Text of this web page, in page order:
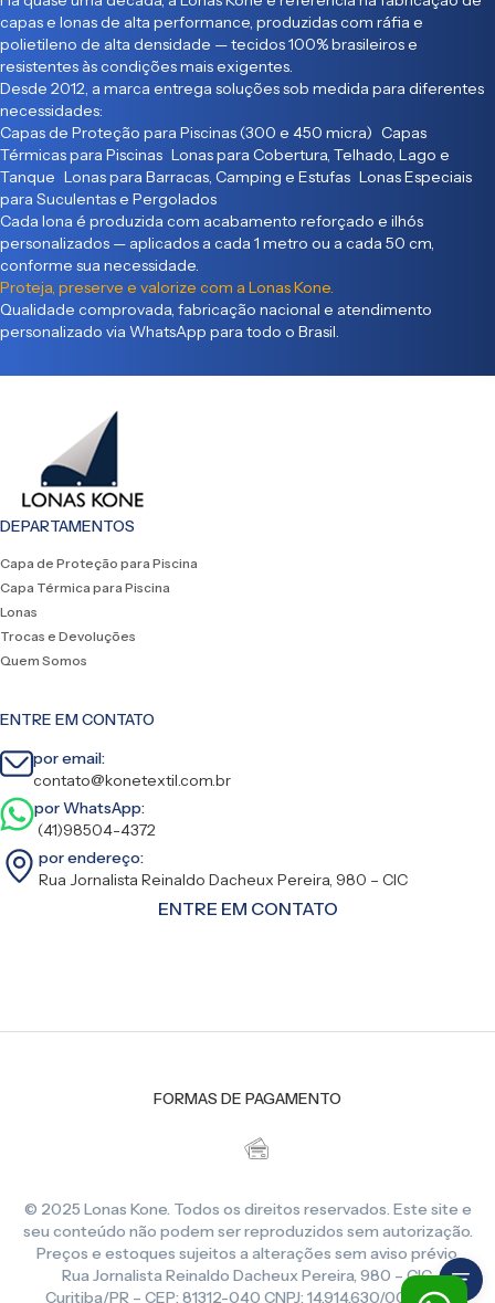
capas e lonas de alta performance, produzidas com ráfia e
polietileno de alta densidade — tecidos 100% brasileiros e
resistentes às condições mais exigentes.
Desde 2012, a marca entrega soluções sob medida para diferentes
necessidades:
Capas de Proteção para Piscinas (300 e 450 micra) Capas
Térmicas para Piscinas Lonas para Cobertura, Telhado, Lago e
Tanque Lonas para Barracas, Camping e Estufas Lonas Especiais
para Suculentas e Pergolados
Cada lona é produzida com acabamento reforçado e ilhós
personalizados — aplicados a cada 1 metro ou a cada 50 cm,
conforme sua necessidade.
Proteja, preserve e valorize com a Lonas Kone.
Qualidade comprovada, fabricação nacional e atendimento
personalizado via WhatsApp para todo o Brasil.
DEPARTAMENTOS
Capa de Proteção para Piscina
Capa Térmica para Piscina
Lonas
Trocas e Devoluções
Quem Somos
ENTRE EM CONTATO
por email:
contato@konetextil.com.br
por WhatsApp:
(41)98504-4372
por endereço:
Rua Jornalista Reinaldo Dacheux Pereira, 980 – CIC
ENTRE EM CONTATO
FORMAS DE PAGAMENTO
© 2025 Lonas Kone. Todos os direitos reservados. Este site e
seu conteúdo não podem ser reproduzidos sem autorização.
Preços e estoques sujeitos a alterações sem aviso prévio.
Rua Jornalista Reinaldo Dacheux Pereira, 980 – CIC,
Curitiba/PR – CEP: 81312-040 CNPJ: 14.914.630/0001-86